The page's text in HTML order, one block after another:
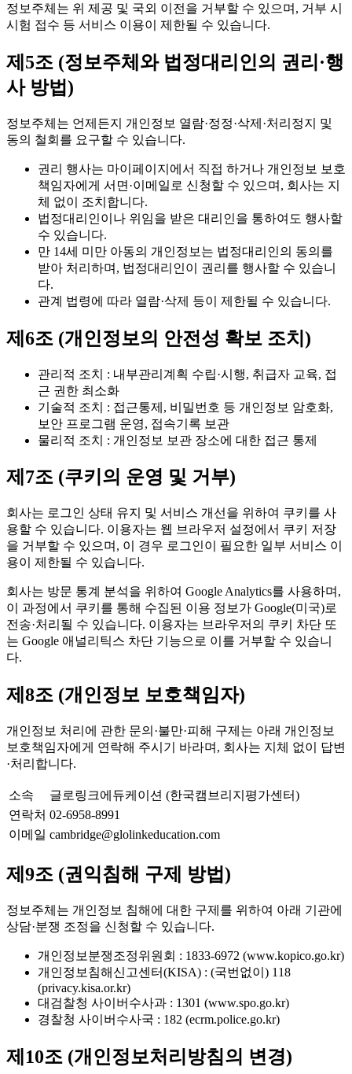
정보주체는 위 제공 및 국외 이전을 거부할 수 있으며, 거부 시
시험 접수 등 서비스 이용이 제한될 수 있습니다.
제5조 (정보주체와 법정대리인의 권리·행
사 방법)
정보주체는 언제든지 개인정보 열람·정정·삭제·처리정지 및
동의 철회를 요구할 수 있습니다.
권리 행사는 마이페이지에서 직접 하거나 개인정보 보호
책임자에게 서면·이메일로 신청할 수 있으며, 회사는 지
체 없이 조치합니다.
법정대리인이나 위임을 받은 대리인을 통하여도 행사할
수 있습니다.
만 14세 미만 아동의 개인정보는 법정대리인의 동의를
받아 처리하며, 법정대리인이 권리를 행사할 수 있습니
다.
관계 법령에 따라 열람·삭제 등이 제한될 수 있습니다.
제6조 (개인정보의 안전성 확보 조치)
관리적 조치 : 내부관리계획 수립·시행, 취급자 교육, 접
근 권한 최소화
기술적 조치 : 접근통제, 비밀번호 등 개인정보 암호화,
보안 프로그램 운영, 접속기록 보관
물리적 조치 : 개인정보 보관 장소에 대한 접근 통제
제7조 (쿠키의 운영 및 거부)
회사는 로그인 상태 유지 및 서비스 개선을 위하여 쿠키를 사
용할 수 있습니다. 이용자는 웹 브라우저 설정에서 쿠키 저장
을 거부할 수 있으며, 이 경우 로그인이 필요한 일부 서비스 이
용이 제한될 수 있습니다.
회사는 방문 통계 분석을 위하여 Google Analytics를 사용하며,
이 과정에서 쿠키를 통해 수집된 이용 정보가 Google(미국)로
전송·처리될 수 있습니다. 이용자는 브라우저의 쿠키 차단 또
는 Google 애널리틱스 차단 기능으로 이를 거부할 수 있습니
다.
제8조 (개인정보 보호책임자)
개인정보 처리에 관한 문의·불만·피해 구제는 아래 개인정보
보호책임자에게 연락해 주시기 바라며, 회사는 지체 없이 답변
·처리합니다.
소속
글로링크에듀케이션 (한국캠브리지평가센터)
연락처 02-6958-8991
이메일 cambridge@glolinkeducation.com
제9조 (권익침해 구제 방법)
정보주체는 개인정보 침해에 대한 구제를 위하여 아래 기관에
상담·분쟁 조정을 신청할 수 있습니다.
개인정보분쟁조정위원회 : 1833-6972 (www.kopico.go.kr)
개인정보침해신고센터(KISA) : (국번없이) 118
(privacy.kisa.or.kr)
대검찰청 사이버수사과 : 1301 (www.spo.go.kr)
경찰청 사이버수사국 : 182 (ecrm.police.go.kr)
제10조 (개인정보처리방침의 변경)